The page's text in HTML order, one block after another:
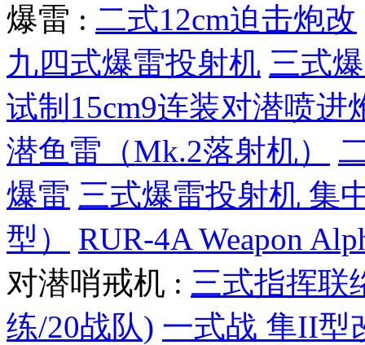
爆雷 : 二式12cm迫击炮改
九四式爆雷投射机 三式
试制15cm9连装对潜喷进
潜鱼雷（Mk.2落射机）
爆雷 三式爆雷投射机 集
型）
RUR-4A Weapon
对潜哨戒机 : 三式指挥联
练/20战队) 一式战 隼II型